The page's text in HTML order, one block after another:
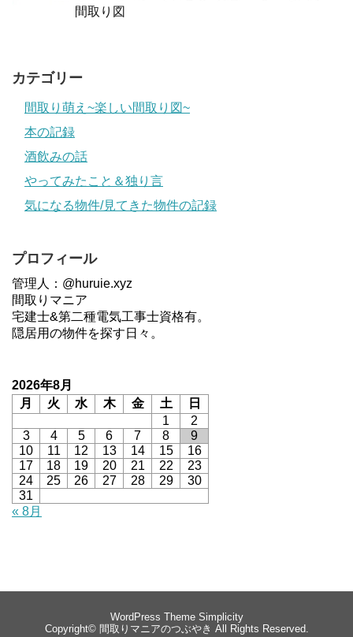
間取り図
カテゴリー
間取り萌え~楽しい間取り図~
本の記録
酒飲みの話
やってみたこと＆独り言
気になる物件/見てきた物件の記録
プロフィール
管理人：@huruie.xyz
間取りマニア
宅建士&第二種電気工事士資格有。
隠居用の物件を探す日々。
2026年8月
月
火 水 木 金 土
日
1
2
3
4 5 6 7 8
9
10
11 12 13 14 15
16
17
18 19 20 21 22
23
24
25 26 27 28 29
30
31
« 8月
WordPress Theme Simplicity
Copyright© 間取りマニアのつぶやき All Rights Reserved.